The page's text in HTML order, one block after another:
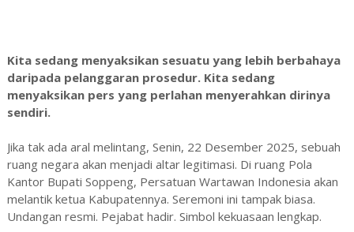
Kita sedang menyaksikan sesuatu yang lebih berbahaya
daripada pelanggaran prosedur. Kita sedang
menyaksikan pers yang perlahan menyerahkan dirinya
sendiri.
Jika tak ada aral melintang, Senin, 22 Desember 2025, sebuah
ruang negara akan menjadi altar legitimasi. Di ruang Pola
Kantor Bupati Soppeng, Persatuan Wartawan Indonesia akan
melantik ketua Kabupatennya. Seremoni ini tampak biasa.
Undangan resmi. Pejabat hadir. Simbol kekuasaan lengkap.